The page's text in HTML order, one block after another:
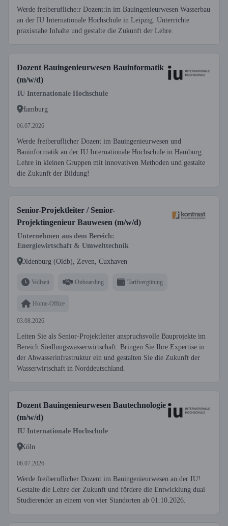
Werde freiberufliche:r Dozent:in im Bauingenieurwesen Wasserbau
an der IU Internationale Hochschule in Leipzig. Unterrichte
praxisnahe Inhalte und gestalte die Zukunft der Lehre.
Dozent Bauingenieurwesen Bauinformatik
(m/w/d)
IU Internationale Hochschule
Hamburg
06.07.2026
Werde freiberuflicher Dozent im Bauingenieurwesen und
Bauinformatik an der IU Internationale Hochschule in Hamburg.
Lehre in kleinen Gruppen mit innovativen Methoden und gestalte
die Zukunft der Bildung!
Senior-Projektleiter / Senior-
Projektingenieur Bauwesen (m/w/d)
Unternehmen aus dem Bereich:
Energiewirtschaft & Umwelttechnik
Oldenburg (Oldb), Zeven, Cuxhaven
Vollzeit Onboarding Tarifvergütung
Home-Office
03.08.2026
Leiten Sie als Senior-Projektleiter anspruchsvolle Bauprojekte im
Bereich Siedlungswasserwirtschaft. Bringen Sie Ihre Expertise in
der Abwasserinfrastruktur ein und gestalten Sie die Zukunft der
Wasserwirtschaft in Norddeutschland.
Dozent Bauingenieurwesen Bautechnologie
(m/w/d)
IU Internationale Hochschule
Köln
06.07.2026
Werde freiberuflicher Dozent im Bauingenieurwesen an der IU!
Gestalte die Lehre der Zukunft und fördere die Entwicklung dual
Studierender an einem von vier Standorten ab 01.10.2026.